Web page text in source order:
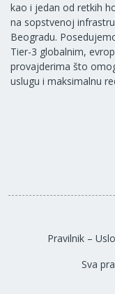
kao i jedan od retkih
na sopstvenoj
Beogradu.
Tier-3 globalnim,
provajderima što
uslugu i maksimalnu
Pravilnik –
Sva